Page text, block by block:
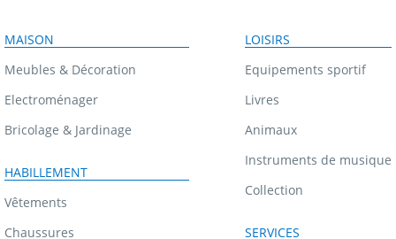
MAISON
Meubles & Décoration
Electroménager
Bricolage & Jardinage
HABILLEMENT
Vêtements
Chaussures
LOISIRS
Equipements sportif
Livres
Animaux
Instruments de musique
Collection
SERVICES